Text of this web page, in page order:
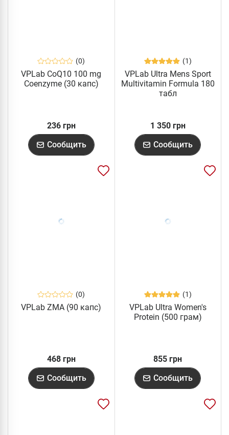
(0)
VPLab CoQ10 100 mg
Coenzyme (30 капс)
236 грн
Сообщить
(1)
VPLab Ultra Mens Sport
Multivitamin Formula 180
табл
1 350 грн
Сообщить
(0)
VPLab ZMA (90 капс)
468 грн
Сообщить
(1)
VPLab Ultra Women's
Protein (500 грам)
855 грн
Сообщить